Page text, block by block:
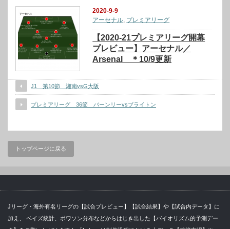
2020-9-9
アーセナル, プレミアリーグ
【2020-21プレミアリーグ開幕
プレビュー】アーセナル／
Arsenal ＊10/9更新
J1 第10節 湘南vsG大阪
プレミアリーグ 36節 バーンリーvsブライトン
トップページに戻る
Jリーグ・海外有名リーグの【試合プレビュー】【試合結果】や【試合内データ】に
加え、 ベイズ統計、ポワソン分布などからはじき出した【バイオリズム的予測デー